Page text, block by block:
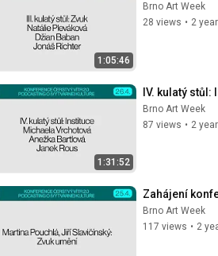
1:05:46
Brno Art Week
28 views • 2
1:31:52
IV. kulatý stůl:
Brno Art Week
87 views • 2
Zahájení
Brno Art Week
117 views • 2